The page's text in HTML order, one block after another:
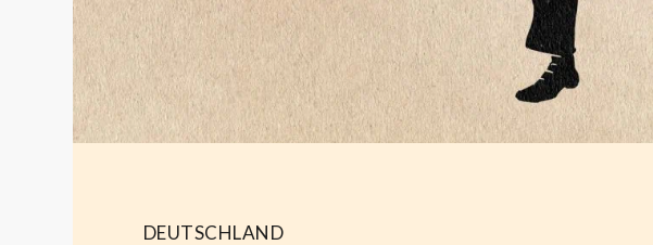
DEUTSCHLAND